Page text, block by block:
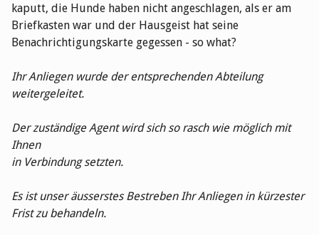
kaputt, die Hunde haben nicht angeschlagen, als er am
Briefkasten war und der Hausgeist hat seine
Benachrichtigungskarte gegessen - so what?
Ihr Anliegen wurde der entsprechenden Abteilung
weitergeleitet.
Der zuständige Agent wird sich so rasch wie möglich mit
Ihnen
in Verbindung setzten.
Es ist unser äusserstes Bestreben Ihr Anliegen in kürzester
Frist zu behandeln.